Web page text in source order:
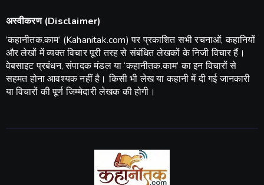
अस्वीकरण (Disclaimer)
​’कहानीतक.काम’ (Kahanitak.com) पर प्रकाशित सभी रचनाओं, कहानियों
और लेखों में व्यक्त विचार पूरी तरह से संबंधित लेखकों के निजी विचार हैं।
वेबसाइट प्रबंधन, संपादक मंडल या ‘कहानीतक.काम’ का इन विचारों से
सहमत होना आवश्यक नहीं है। किसी भी लेख या कहानी में दी गई जानकारी
या विचारों की पूर्ण जिम्मेदारी लेखक की होगी।